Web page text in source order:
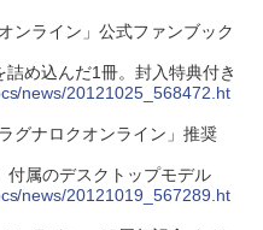
ンライン」公式ファンブック
め込んだ1冊。封入特典付き
news/20121025_568472.ht
グナロクオンライン」推奨
付属のデスクトップモデル
news/20121019_567289.ht